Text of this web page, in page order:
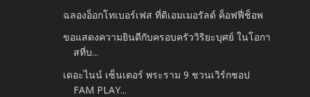
ฉลองอ็อกโทเบอร์เฟส ที่ดิเอมเมอรัลด์ ค็อฟฟี่ช็อพ
ขอแสดงความยินดีกับครอบครัววิริยะบุศย์ ในโอกา
สที่บ...
เดอะไนน์ เซ็นเตอร์ พระราม 9 ชวนเวิร์กชอป
FAM PLAY...